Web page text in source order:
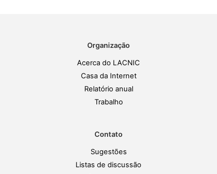
Organização
Acerca do LACNIC
Casa da Internet
Relatório anual
Trabalho
Contato
Sugestões
Listas de discussão